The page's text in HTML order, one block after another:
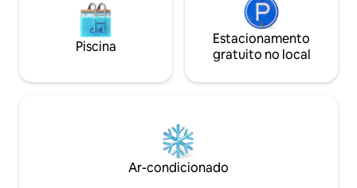
Piscina
Estacionamento
gratuito no local
Ar-condicionado